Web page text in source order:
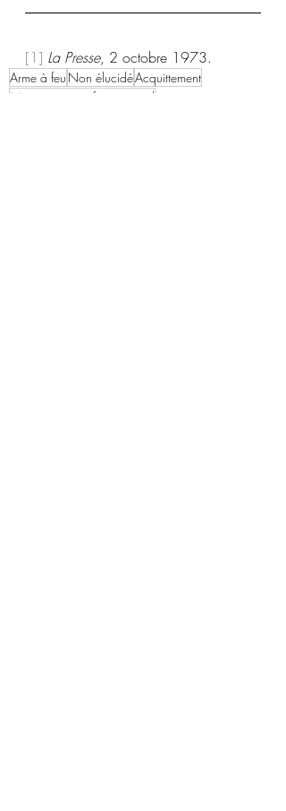
[1] La Presse, 2 octobre 1973.
Arme à feu Non élucidéAcquittement
Meurtre par profit personnel